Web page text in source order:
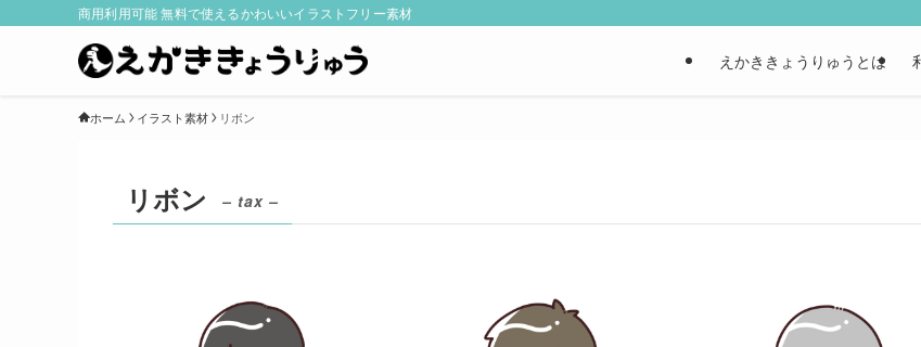
商用利用可能 無料で使えるかわいいイラストフリー素材
えかききょうりゅうとは
ホーム イラスト素材 リボン
リボン – tax –